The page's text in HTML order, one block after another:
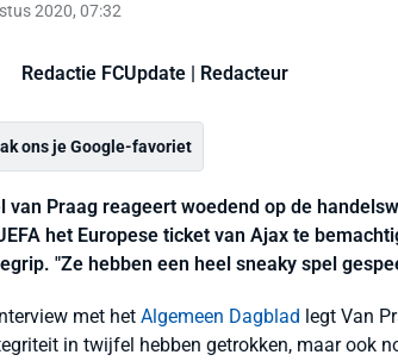
2020, 07:32
Redactie FCUpdate | Redacteur
ons je Google-favoriet
van Praag reageert woedend op de
het Europese ticket van Ajax te
"Ze hebben een heel sneaky spel
met het Algemeen Dagblad legt Van
in twijfel hebben getrokken, maar ook